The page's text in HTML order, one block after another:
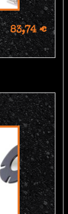
83,74 €